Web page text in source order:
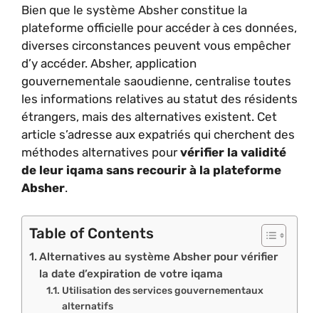
Bien que le système Absher constitue la
plateforme officielle pour accéder à ces données,
diverses circonstances peuvent vous empêcher
d’y accéder. Absher, application
gouvernementale saoudienne, centralise toutes
les informations relatives au statut des résidents
étrangers, mais des alternatives existent. Cet
article s’adresse aux expatriés qui cherchent des
méthodes alternatives pourvérifier la validité
de leur iqama sans recourir à la plateforme
Absher.
Table of Contents
Alternatives au système Absher pour vérifier
la date d’expiration de votre iqama
Utilisation des services gouvernementaux
alternatifs